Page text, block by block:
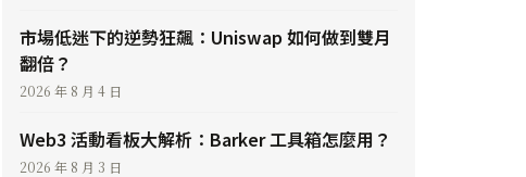
市場低迷下的逆勢狂飆：Uniswap 如何做到雙月
翻倍？
2026 年 8 月 4 日
Web3 活動看板大解析：Barker 工具箱怎麼用？
2026 年 8 月 3 日